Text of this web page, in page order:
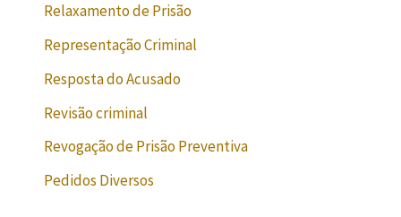
Relaxamento de Prisão
Representação Criminal
Resposta do Acusado
Revisão criminal
Revogação de Prisão Preventiva
Pedidos Diversos